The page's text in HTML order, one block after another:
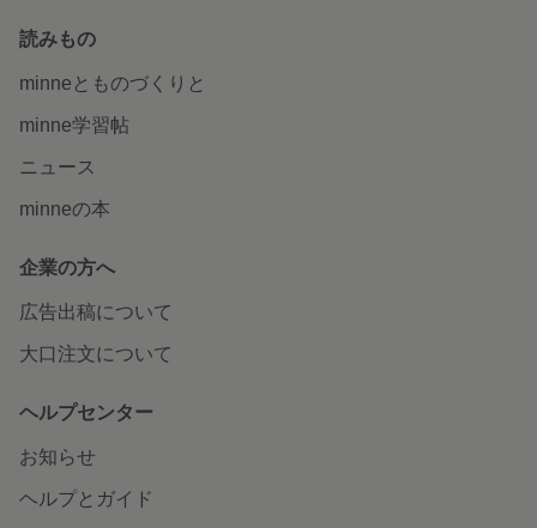
読みもの
minneとものづくりと
minne学習帖
ニュース
minneの本
企業の方へ
広告出稿について
大口注文について
ヘルプセンター
お知らせ
ヘルプとガイド